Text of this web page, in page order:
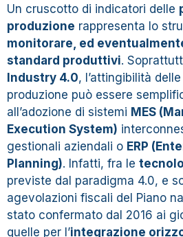
Un cruscotto di indicatori delle
produzione rappresenta lo
monitorare, ed
standard produttivi.
Industry 4.0, l’attingibilità
produzione può essere
all’adozione di sistemi MES
Execution System)
gestionali aziendali o ERP
Planning). Infatti, fra le
previste dal paradigma 4.0, e
agevolazioni fiscali del Piano
stato confermato dal 2016 ai
quelle per l’integrazione